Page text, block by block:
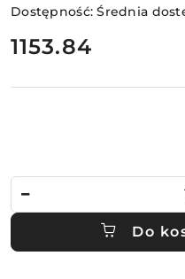
Dostępność:Średnia
cena:
1153.84
Do